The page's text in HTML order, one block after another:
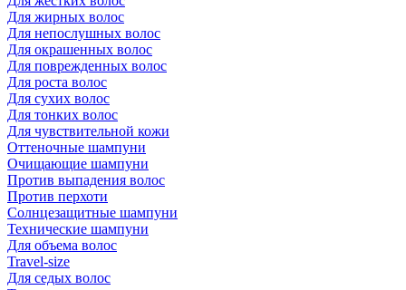
Для жирных волос
Для непослушных волос
Для окрашенных волос
Для поврежденных волос
Для роста волос
Для сухих волос
Для тонких волос
Для чувствительной кожи
Оттеночные шампуни
Очищающие шампуни
Против выпадения волос
Против перхоти
Солнцезащитные шампуни
Технические шампуни
Для объема волос
Travel-size
Для седых волос